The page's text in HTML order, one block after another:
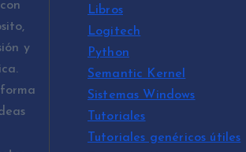
y
Libros
Logitech
Python
Semantic Kernel
Sistemas Windows
Tutoriales
Tutoriales genéricos útiles